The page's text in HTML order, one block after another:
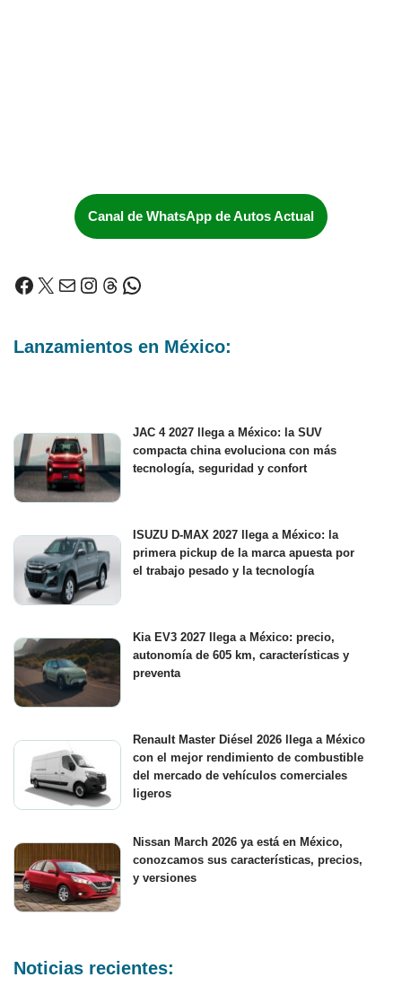
Canal de WhatsApp de Autos Actual
Lanzamientos en México:
JAC 4 2027 llega a México: la SUV
compacta china evoluciona con más
tecnología, seguridad y confort
ISUZU D-MAX 2027 llega a México: la
primera pickup de la marca apuesta por
el trabajo pesado y la tecnología
Kia EV3 2027 llega a México: precio,
autonomía de 605 km, características y
preventa
Renault Master Diésel 2026 llega a México
con el mejor rendimiento de combustible
del mercado de vehículos comerciales
ligeros
Nissan March 2026 ya está en México,
conozcamos sus características, precios,
y versiones
Noticias recientes: